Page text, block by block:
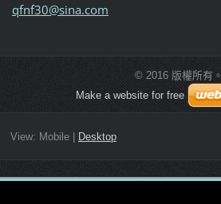
qfnf30@sina.com
© 2016 版權所有。
Make a website for free
View: Mobile| Desktop